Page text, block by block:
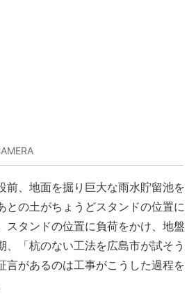
前、地面を掘り巨大な雨水貯留池を
との土がちょうどスタンドの位置に
スタンドの位置に負荷をかけ、地盤
、「杭のない工法を広島市が試そう
言があるのは工事がこうした過程を